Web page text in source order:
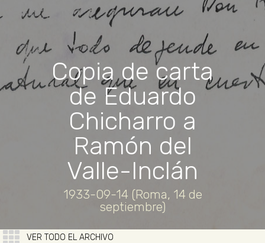
Copia de carta
de Eduardo
Chicharro a
Ramón del
Valle-Inclán
1933-09-14 (Roma, 14 de
septiembre)
VER TODO EL ARCHIVO